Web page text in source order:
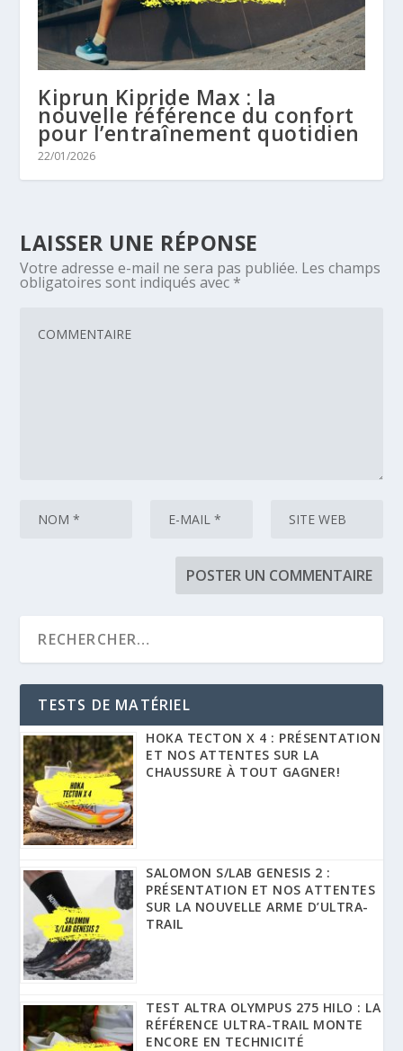
Kiprun Kipride Max : la
nouvelle référence du confort
pour l’entraînement quotidien
22/01/2026
LAISSER UNE RÉPONSE
Votre adresse e-mail ne sera pas publiée. Les champs
obligatoires sont indiqués avec *
TESTS DE MATÉRIEL
HOKA TECTON X 4 : PRÉSENTATION
ET NOS ATTENTES SUR LA
CHAUSSURE À TOUT GAGNER!
SALOMON S/LAB GENESIS 2 :
PRÉSENTATION ET NOS ATTENTES
SUR LA NOUVELLE ARME D’ULTRA-
TRAIL
TEST ALTRA OLYMPUS 275 HILO : LA
RÉFÉRENCE ULTRA-TRAIL MONTE
ENCORE EN TECHNICITÉ